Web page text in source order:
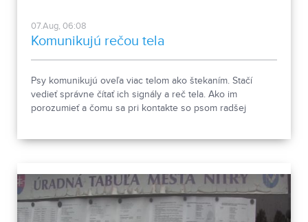
07.Aug, 06:08
Komunikujú rečou tela
Psy komunikujú oveľa viac telom ako štekaním. Stačí
vedieť správne čítať ich signály a reč tela. Ako im
porozumieť a čomu sa pri kontakte so psom radšej